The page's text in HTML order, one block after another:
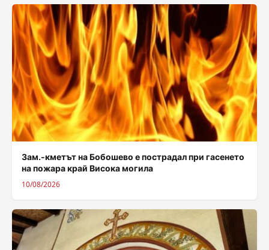
Зам.-кметът на Бобошево е пострадал при гасенето
на пожара край Висока могила
10/08/2026